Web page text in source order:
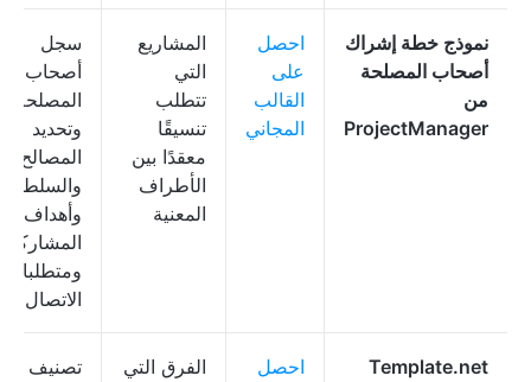
نموذج خطة إشراك
أصحاب المصلحة
من
ProjectManager
احصل
على
القالب
المجاني
المشاريع
التي
تتطلب
تنسيقًا
معقدًا بين
الأطراف
المعنية
سجل
أصحاب
المصلحة،
وتحديد
المصالح
وأهداف
المشاركة،
ومتطلبات
الاتصال
Template.net
احصل
الفرق التي
تصنيف